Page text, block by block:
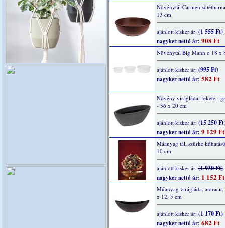
Növénytál Carmen
13 cm
ajánlott kisker ár:(1 555 Ft)
nagyker nettó ár: 908 Ft
Növénytál Big Mann ø 18 x
ajánlott kisker ár:(995 Ft)
nagyker nettó ár: 582 Ft
Növény virágláda, fekete -
- 36 x 20 cm
ajánlott kisker ár:(15 250
nagyker nettó ár: 9 129 Ft
Máanyag tál, szürke
10 cm
ajánlott kisker ár:(1 930 Ft)
nagyker nettó ár: 1 152 Ft
Műanyag virágláda,
x 12, 5 cm
ajánlott kisker ár:(1 170 Ft)
nagyker nettó ár: 682 Ft